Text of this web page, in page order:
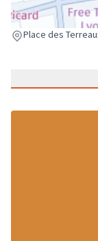
Place des
(Lien externe)